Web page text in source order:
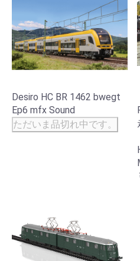
Desiro HC BR 1462 bwegt
Ep6 mfx Sound
ただいま品切れ中です。